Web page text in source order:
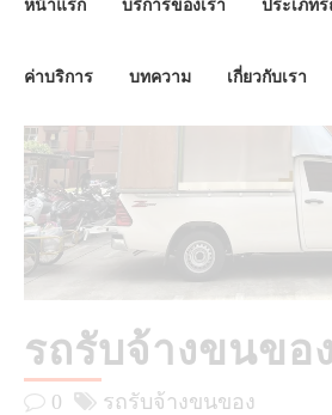
หน้าแรก บริการของเรา ประเภทร
ค่าบริการ บทความ เกี่ยวกับเรา
รถรับจ้างขนขอ
0 รถรับจ้างขนของ